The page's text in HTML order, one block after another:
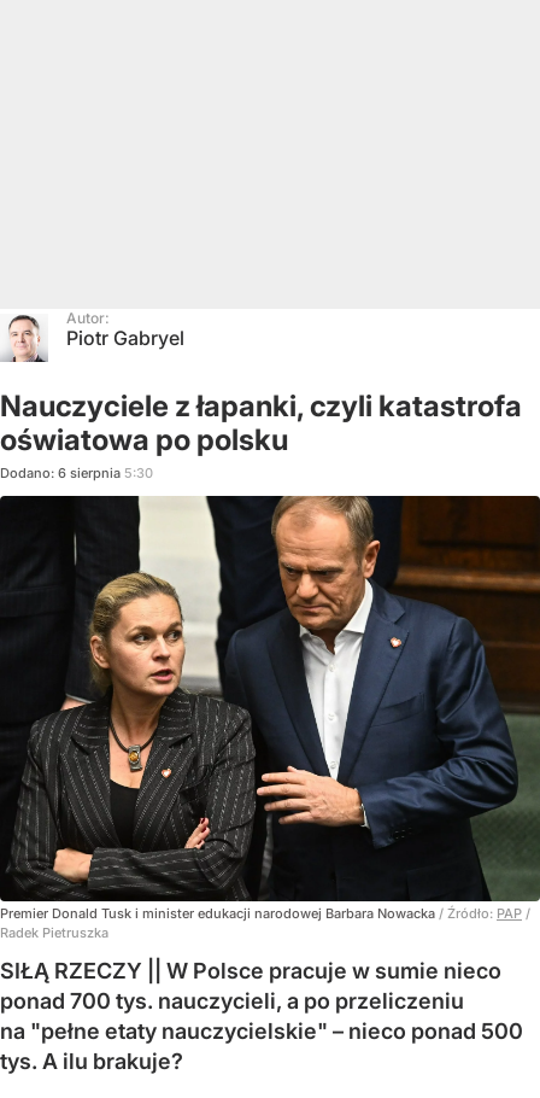
Autor:
Piotr Gabryel
Nauczyciele z łapanki, czyli katastrofa
oświatowa po polsku
Dodano: 6 sierpnia 5:30
Premier Donald Tusk i minister edukacji narodowej Barbara Nowacka / Źródło: PAP /
Radek Pietruszka
SIŁĄ RZECZY || W Polsce pracuje w sumie nieco
ponad 700 tys. nauczycieli, a po przeliczeniu
na "pełne etaty nauczycielskie" – nieco ponad 500
tys. A ilu brakuje?